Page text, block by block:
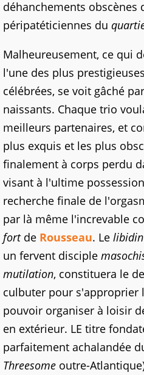
déhanchements obscènes
péripatéticiennes du
Malheureusement, ce qui
l'une des plus
célébrées, se voit gâché
naissants. Chaque trio
meilleurs partenaires, et
plus exquis et les plus
finalement à corps perdu
visant à l'ultime
recherche finale de
par là même l'increvable
fortde Rousseau. Le
un fervent disciple
mutilation, constituera le
culbuter pour s'approprier
pouvoir organiser à loisir
en extérieur. LE titre
parfaitement achalandée
Threesome outre-